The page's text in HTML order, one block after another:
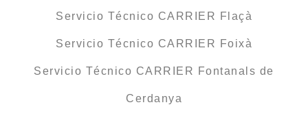
Servicio Técnico CARRIER Flaçà
Servicio Técnico CARRIER Foixà
Servicio Técnico CARRIER Fontanals de
Cerdanya